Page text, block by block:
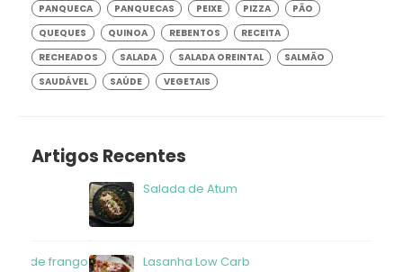
PANQUECA
PANQUECAS PEIXE PIZZA
PÃO
QUEQUES
QUINOA REBENTOS
RECEITA
RECHEADOS
SALADA SALADA OREINTAL
SALMÃO
SAUDÁVEL
SAÚDE VEGETAIS
Artigos Recentes
Salada de Atum
Lasanha Low Carb